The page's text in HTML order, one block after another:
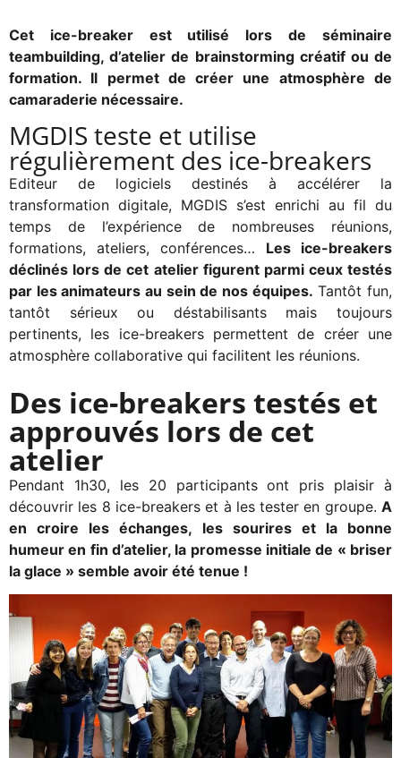
Cet ice-breaker est utilisé lors de séminaire
teambuilding, d’atelier de brainstorming créatif ou de
formation. Il permet de créer une atmosphère de
camaraderie nécessaire.
MGDIS teste et utilise
régulièrement des ice-breakers
Editeur de logiciels destinés à accélérer la
transformation digitale, MGDIS s’est enrichi au fil du
temps de l’expérience de nombreuses réunions,
formations, ateliers, conférences… Les ice-breakers
déclinés lors de cet atelier figurent parmi ceux testés
par les animateurs au sein de nos équipes. Tantôt fun,
tantôt sérieux ou déstabilisants mais toujours
pertinents, les ice-breakers permettent de créer une
atmosphère collaborative qui facilitent les réunions.
Des ice-breakers testés et
approuvés lors de cet
atelier
Pendant 1h30, les 20 participants ont pris plaisir à
découvrir les 8 ice-breakers et à les tester en groupe. A
en croire les échanges, les sourires et la bonne
humeur en fin d’atelier, la promesse initiale de « briser
la glace » semble avoir été tenue !